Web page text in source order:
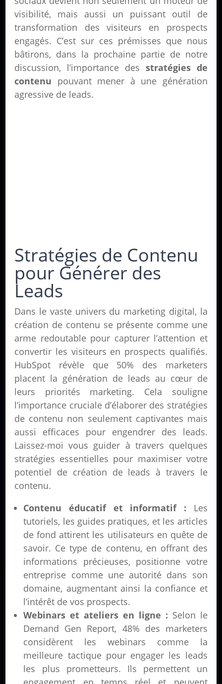
visibilité, mais aussi un puissant outil de
transformation des visiteurs en prospects
engagés. C’est sur ces prémisses que nous
bâtirons, dans la prochaine partie de notre
discussion, l’importance des stratégies de
contenu pouvant mener à une génération
agressive de leads.
Stratégies de Contenu
pour Générer des
Leads
Dans le vaste univers du marketing digital, la
création de contenu se présente comme une
arme redoutable pour capturer l’attention et
convertir les visiteurs en prospects qualifiés.
HubSpot révèle que 50% des marketers
placent la génération de leads au cœur de
leurs priorités marketing. Cela souligne
l’importance cruciale d’élaborer des stratégies
de contenu non seulement captivantes mais
aussi efficaces pour engendrer des leads.
Laissez-moi vous guider à travers quelques
stratégies essentielles pour maximiser votre
potentiel de création de leads à travers le
contenu.
Contenu éducatif et informatif : Les
tutoriels, les guides pratiques, et les articles
de fond attirent les utilisateurs en quête de
savoir. Ce type de contenu, en offrant des
informations précieuses, positionne votre
entreprise comme une autorité dans son
domaine, augmentant ainsi la confiance et
l’intérêt de vos prospects.
Webinars et ateliers en ligne : Selon le
Demand Gen Report, 48% des marketers
considèrent les webinars comme la
meilleure tactique pour engager les leads
les plus prometteurs. Ils permettent un